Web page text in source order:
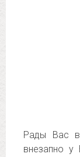
Рады Вас
внезапно у